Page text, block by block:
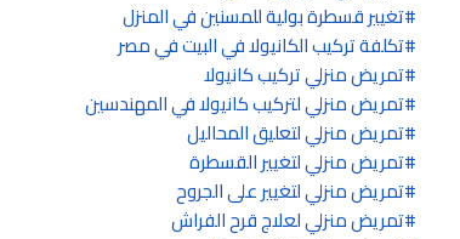
تغيير قسطرة بولية للمسنين في المنزل
تكلفة تركيب الكانيولا في البيت في مصر
تمريض منزلي تركيب كانيولا
تمريض منزلي لتركيب كانيولا في المهندسين
تمريض منزلي لتعليق المحاليل
تمريض منزلي لتغيير القسطرة
تمريض منزلي لتغيير على الجروح
تمريض منزلي لعلاج قرح الفراش